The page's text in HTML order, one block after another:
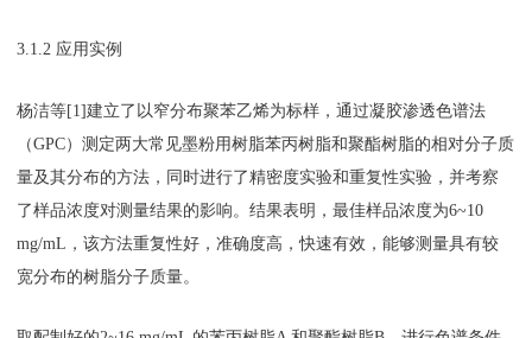
3.1.2 应用实例
杨洁等[1]建立了以窄分布聚苯乙烯为标样，通过凝胶渗透色谱法
（GPC）测定两大常见墨粉用树脂苯丙树脂和聚酯树脂的相对分子质
量及其分布的方法，同时进行了精密度实验和重复性实验，并考察
了样品浓度对测量结果的影响。结果表明，最佳样品浓度为6~10
mg/mL，该方法重复性好，准确度高，快速有效，能够测量具有较
宽分布的树脂分子质量。